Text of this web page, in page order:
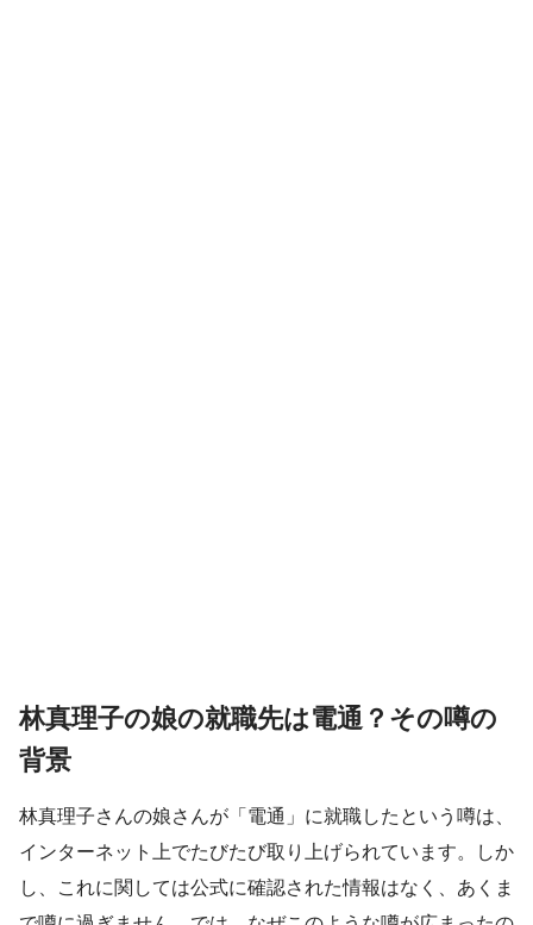
林真理子の娘の就職先は電通？その噂の
背景
林真理子さんの娘さんが「電通」に就職したという噂は、
インターネット上でたびたび取り上げられています。しか
し、これに関しては公式に確認された情報はなく、あくま